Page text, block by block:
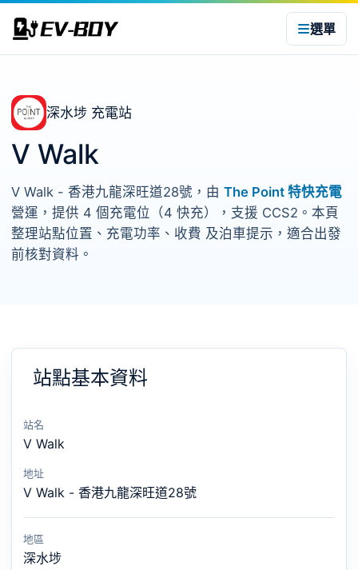
選單
深水埗 充電站
V Walk
V Walk - 香港九龍深旺道28號，由 The Point 特快充電
營運，提供 4 個充電位（4 快充），支援 CCS2。本頁
整理站點位置、充電功率、收費 及泊車提示，適合出發
前核對資料。
站點基本資料
站名
V Walk
地址
V Walk - 香港九龍深旺道28號
地區
深水埗